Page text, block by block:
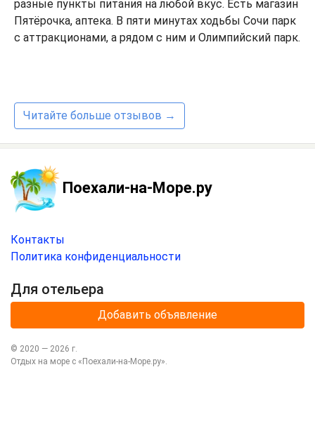
разные пункты питания на любой вкус. Есть магазин
Пятёрочка, аптека. В пяти минутах ходьбы Сочи парк
с аттракционами, а рядом с ним и Олимпийский парк.
Читайте больше отзывов →
Поехали-на-Море.ру
Контакты
Политика конфиденциальности
Для отельера
Добавить объявление
© 2020 — 2026 г.
Отдых на море с «Поехали-на-Море.ру».